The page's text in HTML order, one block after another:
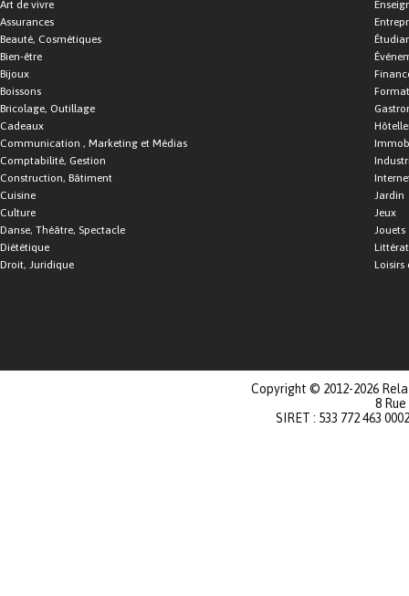
Art de vivre
Assurances
Beauté, Cosmétiques
Bien-être
Bijoux
Boissons
Bricolage, Outillage
Cadeaux
Communication , Marketing et Médias
Comptabilité, Gestion
Construction, Bâtiment
Cuisine
Culture
Danse, Théâtre, Spectacle
Diététique
Droit, Juridique
Jardin
Jeux
Jouets
Loisirs
Copyright © 2012-2026
8
SIRET : 533 772 463